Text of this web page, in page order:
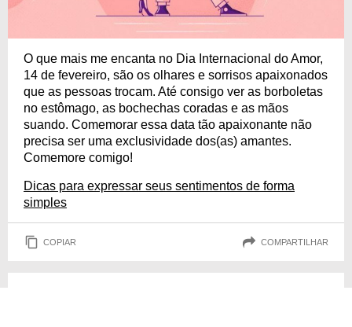
O que mais me encanta no Dia Internacional do Amor,
14 de fevereiro, são os olhares e sorrisos apaixonados
que as pessoas trocam. Até consigo ver as borboletas
no estômago, as bochechas coradas e as mãos
suando. Comemorar essa data tão apaixonante não
precisa ser uma exclusividade dos(as) amantes.
Comemore comigo!
Dicas para expressar seus sentimentos de forma
simples
COPIAR COMPARTILHAR